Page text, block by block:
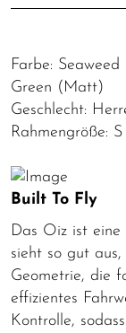
Farbe:
Green (Matt)
Geschlecht:
Rahmengröße: S
Built To Fly
Das Oiz ist eine
sieht so gut
Geometrie, die
effizientes
Kontrolle,